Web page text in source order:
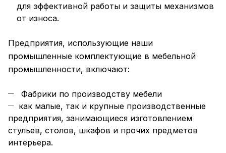
для эффективной работы и защиты механизмов
от износа.
Предприятия, использующие наши
промышленные комплектующие в мебельной
промышленности, включают:
Фабрики по производству мебели
как малые, так и крупные производственные
предприятия, занимающиеся изготовлением
стульев, столов, шкафов и прочих предметов
интерьера.